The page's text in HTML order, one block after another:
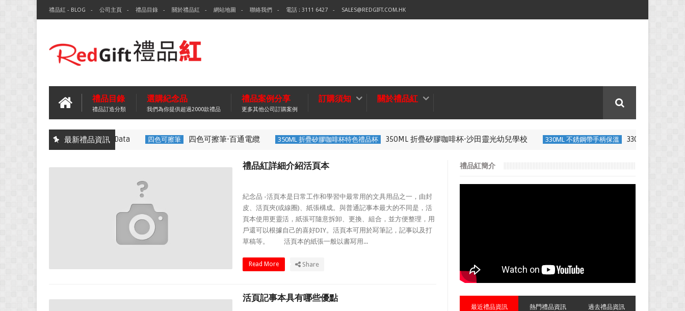
禮品紅 - BLOG 公司主頁 禮品目錄 關於禮品紅 網站地圖 聯絡我們 電話 : 3111 6427 SALES@REDGIFT.COM.HK
禮品目錄
禮品訂造分類
選購紀念品
我們為你提供超過2000款禮品
禮品案例分享
更多其他公司訂購案例
訂購須知 關於禮品紅
最新禮品資訊
環保袋-Tech Data 四色可擦筆 四色可擦筆-百通電纜 350ML 折疊矽膠咖啡杯特色禮品杯 350ML 折疊矽膠咖啡杯-沙田靈光幼兒學校 330ML 不銹鋼帶手柄保溫 330ML 不銹鋼帶手
禮品紅詳細介紹活頁本
紀念品 -活頁本是日常工作和學習中最常用的文具用品之一，由封
皮、活頁夾(或線圈)、紙張構成。與普通記事本最大的不同是，活
頁本使用更靈活，紙張可隨意拆卸、更換、組合，並方便整理，用
戶還可以根據自己的喜好DIY。活頁本可用於冩筆記，記事以及打
草稿等。 活頁本的紙張一般以書冩用...
Read More Share
活頁記事本具有哪些優點
禮品紅簡介
最近禮品資訊 熱門禮品資訊 過去禮品資訊